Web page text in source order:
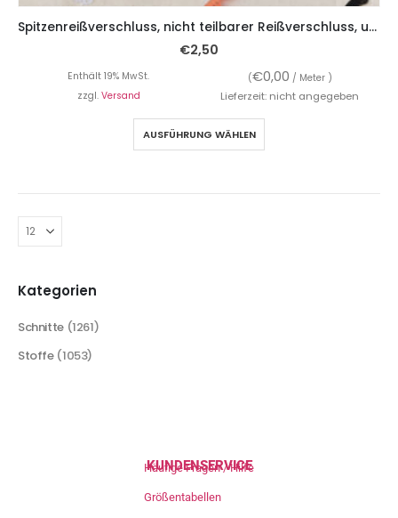
Spitzenreißverschluss, nicht teilbarer Reißverschluss, unifarben, 22 cm
€2,50
Enthält 19% MwSt. (€0,00 / Meter )
zzgl. Versand Lieferzeit: nicht angegeben
AUSFÜHRUNG WÄHLEN
Kategorien
Schnitte (1261)
Stoffe (1053)
KUNDENSERVICE
Häufige Fragen / Hilfe
Größentabellen